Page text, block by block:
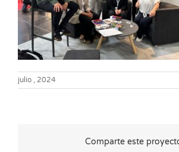
julio , 2024
Comparte este